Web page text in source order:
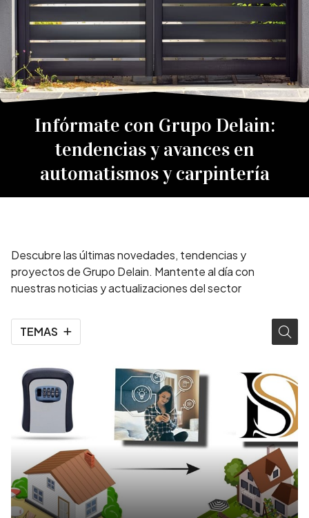
Infórmate con Grupo Delain:
tendencias y avances en
automatismos y carpintería
Descubre las últimas novedades, tendencias y
proyectos de Grupo Delain. Mantente al día con
nuestras noticias y actualizaciones del sector
TEMAS